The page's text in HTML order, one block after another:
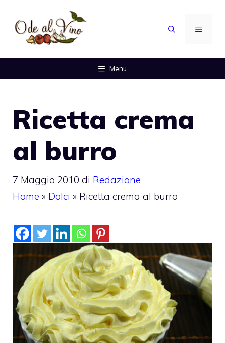
contenuto
MENU
Menu
Ricetta crema
al burro
7 Maggio 2010 di Redazione
Home » Dolci » Ricetta crema al burro